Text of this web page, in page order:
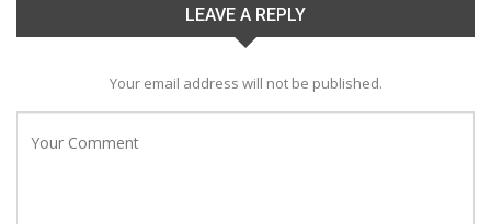
LEAVE A REPLY
Your email address will not be published.